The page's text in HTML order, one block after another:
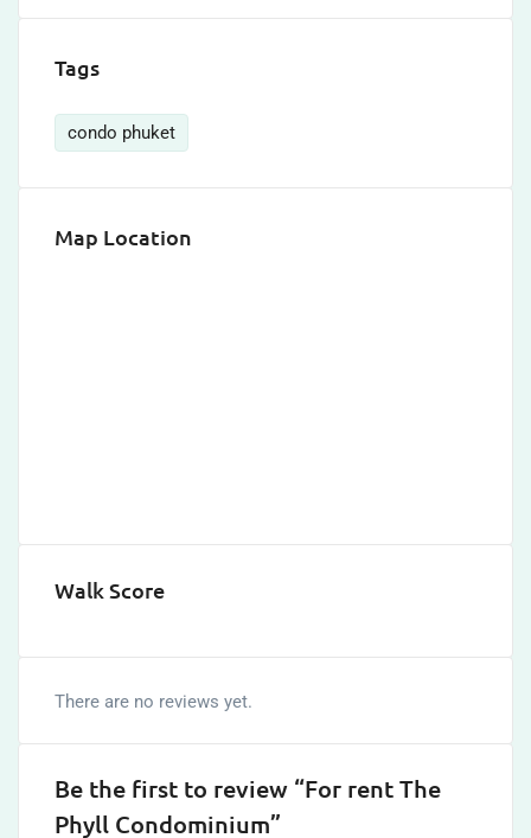
Tags
condo phuket
Map Location
Walk Score
There are no reviews yet.
Be the first to review “For rent The
Phyll Condominium”